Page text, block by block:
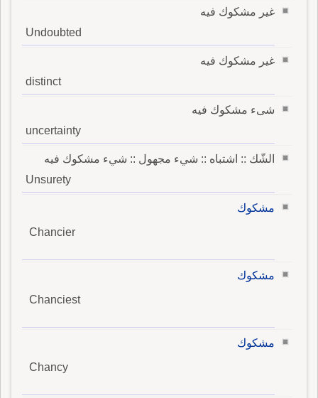
غير مشكوك فيه
Undoubted
غير مشكوك فيه
distinct
شىء مشكوك فيه
uncertainty
الشّك :: اشتباه :: شيء مجهول :: شيء مشكوك فيه
Unsurety
مشكوك
Chancier
مشكوك
Chanciest
مشكوك
Chancy